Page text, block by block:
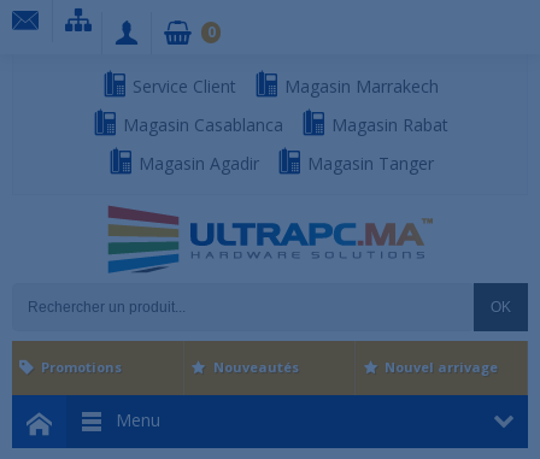
Service Client
Magasin Marrakech
Magasin Casablanca
Magasin Rabat
Magasin Agadir
Magasin Tanger
OK
0
Menu
Promotions Nouveautés Nouvel arrivage